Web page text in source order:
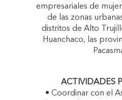
empresariales de
de las zonas
distritos de Alto
Huanchaco, las
ACTIVIDADES
• Coordinar con el